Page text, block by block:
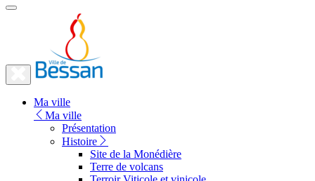
Fermer
vers
Ma ville
Ma ville
Présentation
Histoire
Site de la Monédière
Terre de volcans